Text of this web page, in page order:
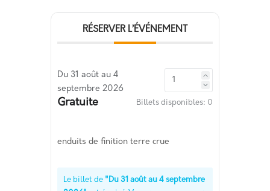
RÉSERVER L’ÉVÉNEMENT
Du 31 août au 4
septembre 2026
Gratuite Billets disponibles: 0
enduits de finition terre crue
Le billet de "Du 31 août au 4 septembre